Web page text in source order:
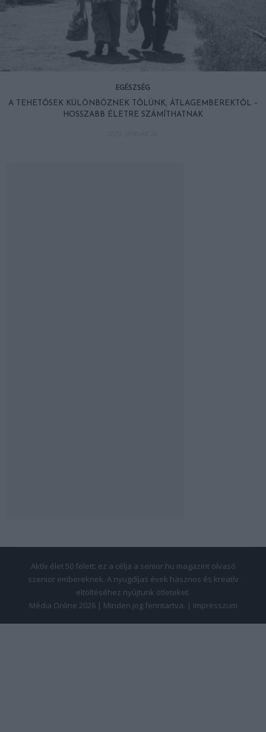
EGÉSZSÉG
A TEHETŐSEK KÜLÖNBÖZNEK TŐLÜNK, ÁTLAGEMBEREKTŐL –
HOSSZABB ÉLETRE SZÁMÍTHATNAK
Aktív élet 50 felett: ez a célja a senior.hu magazint olvasó
szenior embereknek. A nyugdíjas évek hasznos és kreatív
eltöltéséhez nyújtunk ötleteket.
Média Online 2026 | Minden jog fenntartva. | Impresszum